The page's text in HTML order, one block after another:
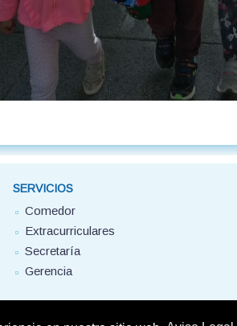
SERVICIOS
Comedor
Extracurriculares
Secretaría
Gerencia